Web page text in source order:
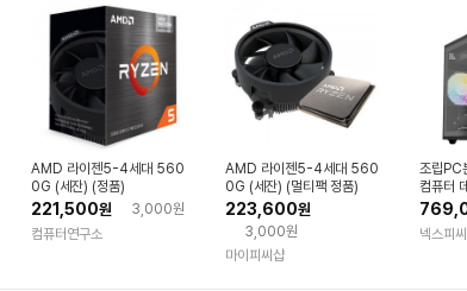
AMD 라이젠5-4세대 560
0G (세잔) (정품)
221,500원
3,000원
컴퓨터연구소
AMD 라이젠5-4세대 560
0G (세잔) (멀티팩 정품)
223,600원
3,000원
마이피씨샵
조립PC
컴퓨터
G101
넥스피씨